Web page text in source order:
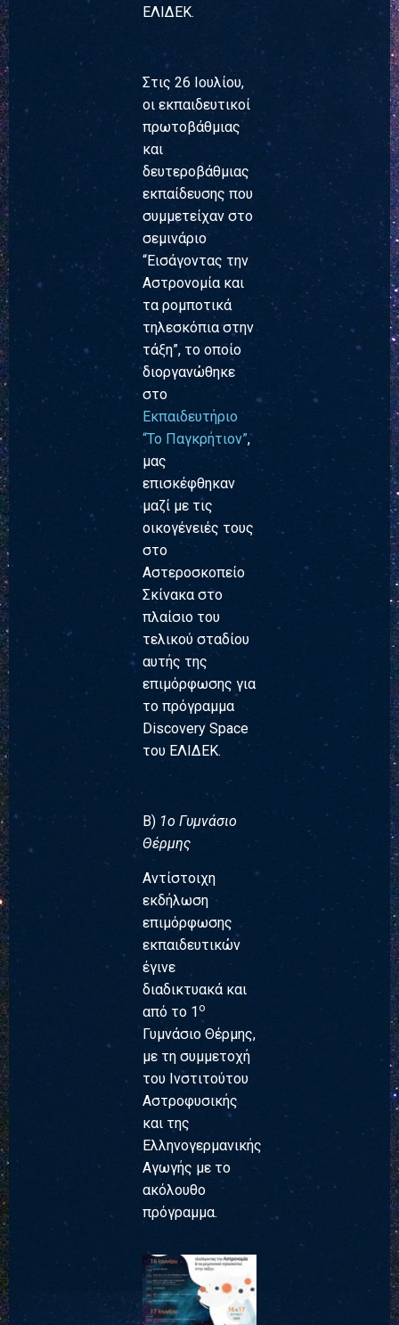
ΕΛΙΔΕΚ.
Στις 26 Ιουλίου,
οι εκπαιδευτικοί
πρωτοβάθμιας
και
δευτεροβάθμιας
εκπαίδευσης που
συμμετείχαν στο
σεμινάριο
“Εισάγοντας την
Αστρονομία και
τα ρομποτικά
τηλεσκόπια στην
τάξη”, το οποίο
διοργανώθηκε
στο
Εκπαιδευτήριο
“Το Παγκρήτιον”,
μας
επισκέφθηκαν
μαζί με τις
οικογένειές τους
στο
Αστεροσκοπείο
Σκίνακα στο
πλαίσιο του
τελικού σταδίου
αυτής της
επιμόρφωσης για
το πρόγραμμα
Discovery Space
του ΕΛΙΔΕΚ.
Β) 1ο Γυμνάσιο
Θέρμης
Αντίστοιχη
εκδήλωση
επιμόρφωσης
εκπαιδευτικών
έγινε
διαδικτυακά και
από το 1ο
Γυμνάσιο Θέρμης,
με τη συμμετοχή
του Ινστιτούτου
Αστροφυσικής
και της
Ελληνογερμανικής
Αγωγής με το
ακόλουθο
πρόγραμμα.